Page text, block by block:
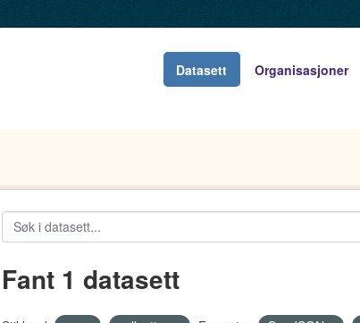
Datasett Organisasjoner
Fant 1 datasett